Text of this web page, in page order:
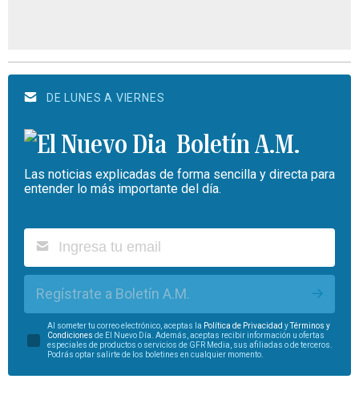
DE LUNES A VIERNES
Boletín A.M.
Las noticias explicadas de forma sencilla y directa para
entender lo más importante del día.
Regístrate a Boletín A.M.
Al someter tu correo electrónico, aceptas la Política de Privacidad yTérminos y
Condiciones de El Nuevo Día. Además, aceptas recibir información u ofertas
especiales de productos o servicios de GFR Media, sus afiliadas o de terceros.
Podrás optar salirte de los boletines en cualquier momento.